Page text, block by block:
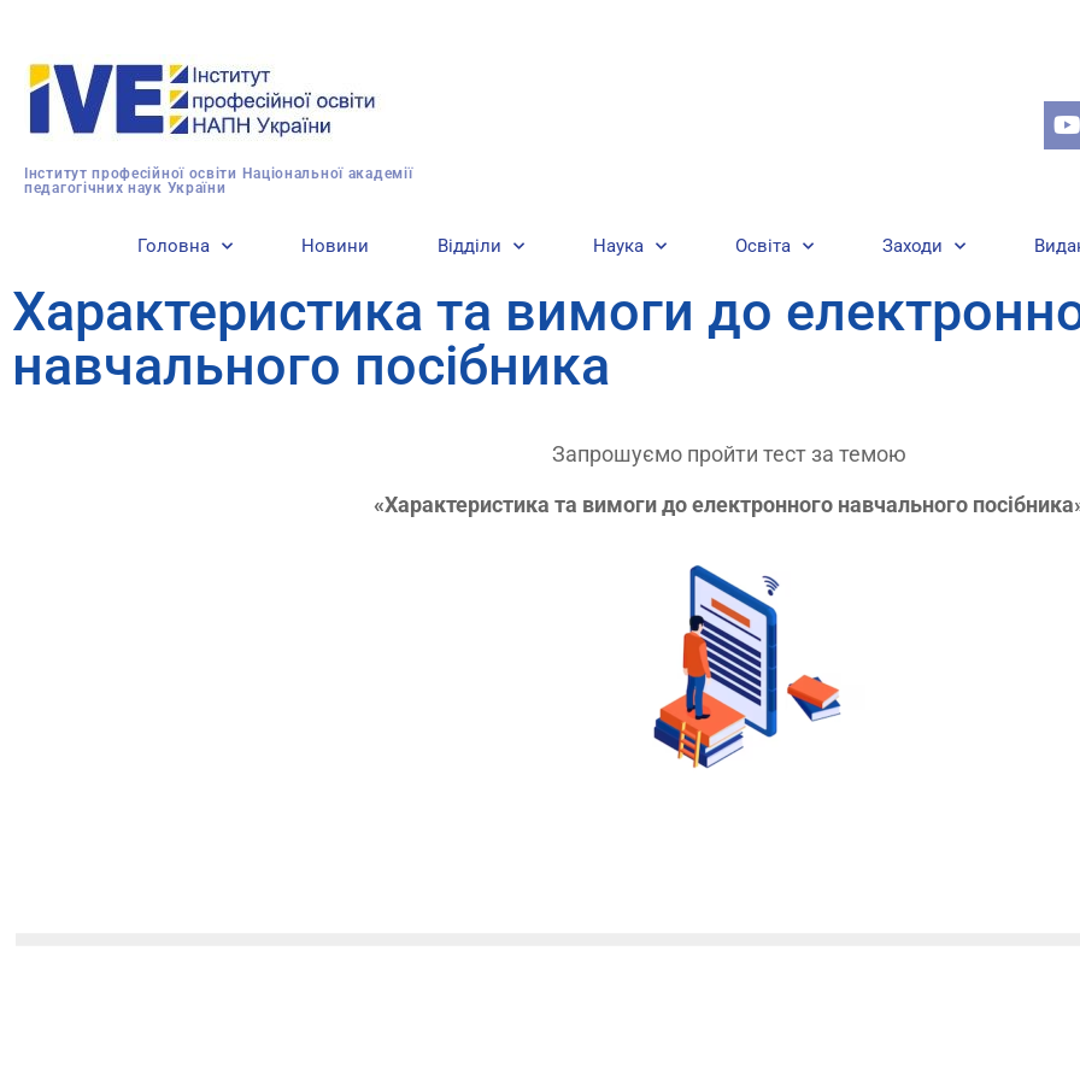
Інститут професійної освіти Національної академії
педагогічних наук України
Головна Новини Відділи Наука Освіта Заходи
Характеристика та вимоги до
навчального посібника
Запрошуємо пройти тест за темою
«Характеристика та вимоги до електронного навчального